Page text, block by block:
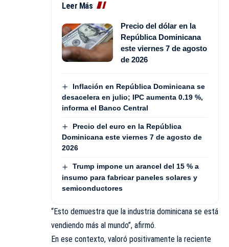
Leer Más
Precio del dólar en la
República Dominicana
este viernes 7 de agosto
de 2026
Inflación en República Dominicana se
desacelera en julio; IPC aumenta 0.19 %,
informa el Banco Central
Precio del euro en la República
Dominicana este viernes 7 de agosto de
2026
Trump impone un arancel del 15 % a
insumo para fabricar paneles solares y
semiconductores
“Esto demuestra que la industria dominicana se está
vendiendo más al mundo”, afirmó.
En ese contexto, valoró positivamente la reciente